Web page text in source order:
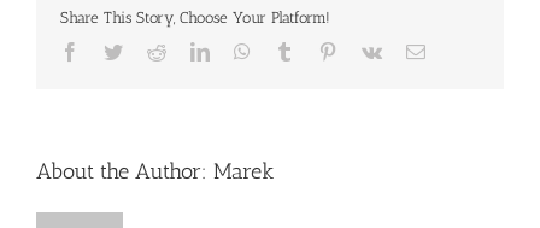
Share This Story, Choose Your Platform!
Facebook
TwitterRedditLinkedInWhatsApp
Tumblr Pinterest
Vk Email
About the Author: Marek